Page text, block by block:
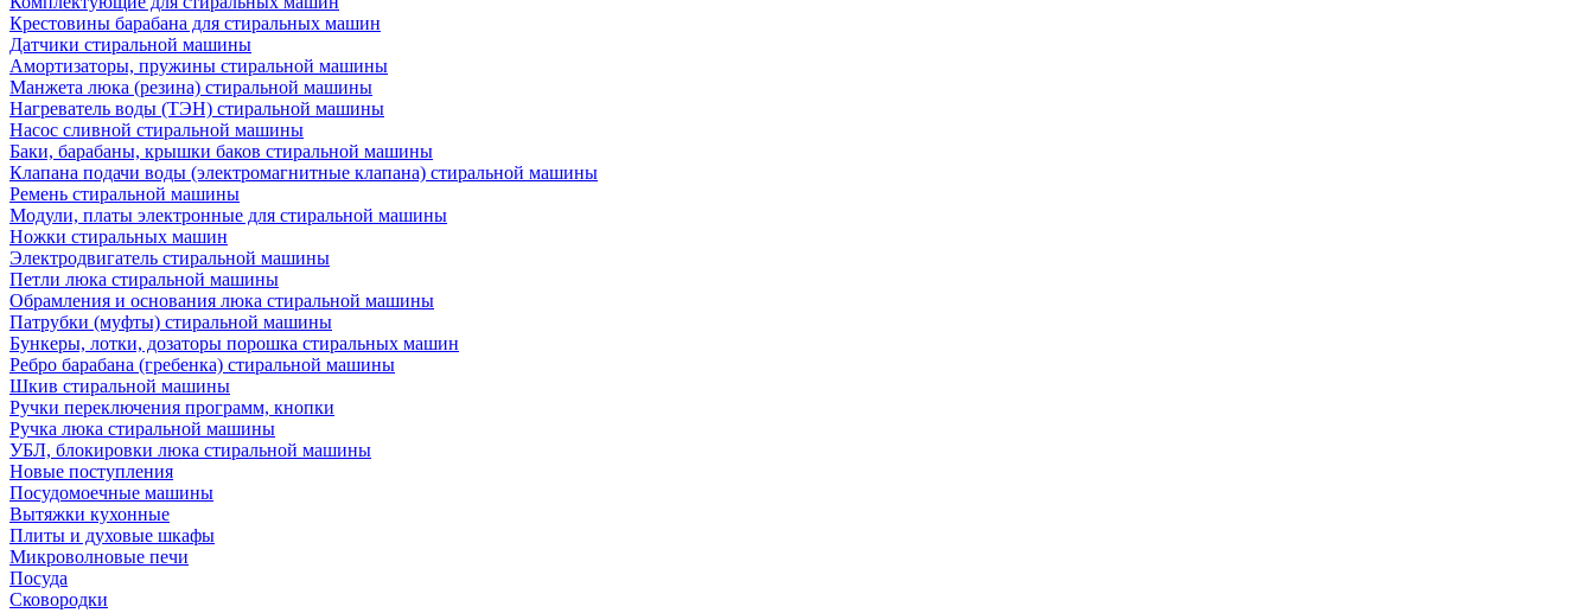
Крестовины барабана для стиральных машин
Датчики стиральной машины
Амортизаторы, пружины стиральной машины
Манжета люка (резина) стиральной машины
Нагреватель воды (ТЭН) стиральной машины
Насос сливной стиральной машины
Баки, барабаны, крышки баков стиральной машины
Клапана подачи воды (электромагнитные клапана) стиральной машины
Ремень стиральной машины
Модули, платы электронные для стиральной машины
Ножки стиральных машин
Электродвигатель стиральной машины
Петли люка стиральной машины
Обрамления и основания люка стиральной машины
Патрубки (муфты) стиральной машины
Бункеры, лотки, дозаторы порошка стиральных машин
Ребро барабана (гребенка) стиральной машины
Шкив стиральной машины
Ручки переключения программ, кнопки
Ручка люка стиральной машины
УБЛ, блокировки люка стиральной машины
Новые поступления
Посудомоечные машины
Вытяжки кухонные
Плиты и духовые шкафы
Микроволновые печи
Посуда
Сковородки